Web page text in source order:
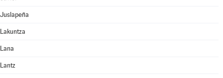
Juslapeña
Lakuntza
Lana
Lantz